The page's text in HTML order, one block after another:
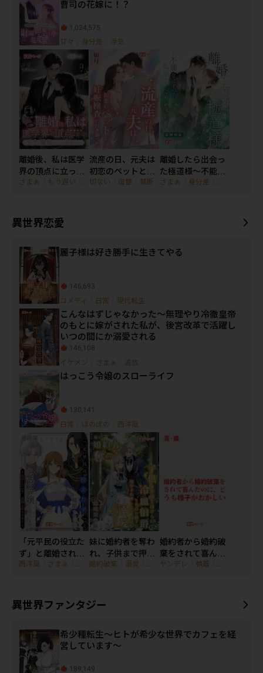
曹司の花嫁に！？
1,024,575
甘々 身分差 浮気
離婚後、私は医学
界の頂点に立った
～元夫の懺悔なん
ざまぁ もう遅い 子育て
流産の日、元夫は
初恋のペットと妊
娠検査に付き添っ
切ない 復讐 禁断
離婚したら出会っ
た極道様～不能な
はずなのに私限定
ざまぁ 身分差
異世界恋愛
麗子様は好き勝手に生きてやる
146,693
コメディ 日常 現代転生
こんなはずじゃなかった～無理やり冷徹皇帝
のもとに嫁がされた私が、後宮改革で活躍し
いつの間にか溺愛される
146,108
イケメン ざまぁ 追放
はっこう令嬢のスローライフ
130,141
日常 ほのぼの 西洋風
「元平民の役立た
ず」と離婚された
ので、公爵令嬢に
です！～
西洋風 ざまぁ 裏切り
妹に婚約者を奪わ
れ、子供まで押し
付けられて冷血伯
が、何故か溺愛さ
れています
婚約破棄 溺愛 ハッピーエンド
婚約者から婚約破
棄をされて喜んだ
のに、どうも様子
ヤンデレ 執着
異世界ファンタジー
希少種転生～ヒトが希少な世界でカフェを経
営しています～
189,149